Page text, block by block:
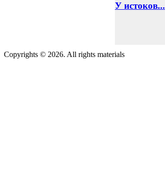
У истоков...
Copyrights © 2026. All rights materials